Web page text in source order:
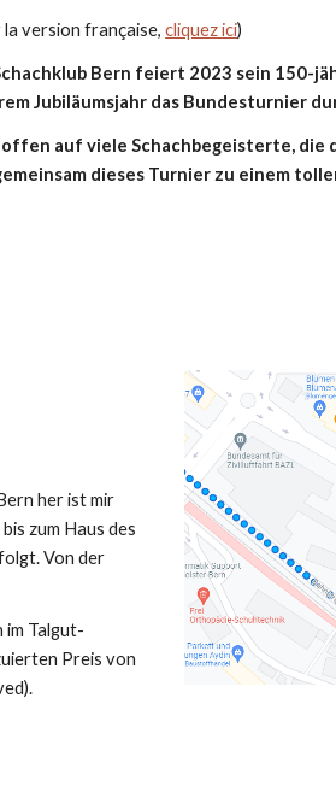
la version française,cliquez ici)
Bern feiert 2023 sein 150-
Jubiläumsjahr das Bundesturnier
auf viele Schachbegeisterte, die
dieses Turnier zu einem
her ist mir
zum Haus des
Von der
im Talgut-
Preis von